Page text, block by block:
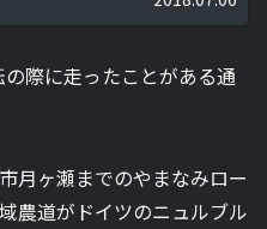
際に走ったことがある通
月ヶ瀬までのやまなみロー
農道がドイツのニュルブル